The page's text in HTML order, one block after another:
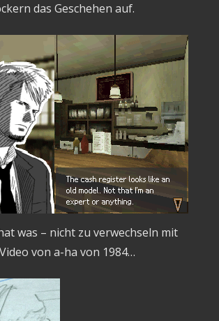
das Geschehen auf.
was – nicht zu verwechseln mit
von a-ha von 1984…